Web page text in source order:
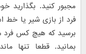
مجبور کنید. بگذارید
فرد از بازی شیر یا خط
برسید که هیچ کس فرد
بمانید. قطعا تنها